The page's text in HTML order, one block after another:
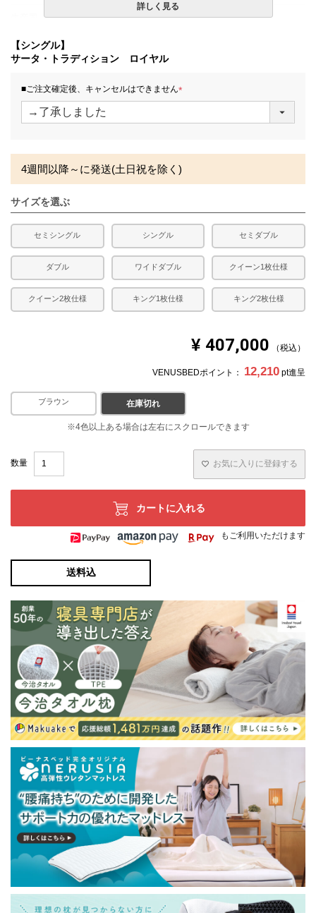
日本
備考
※一部地域にて配達日指定が出来ない場合がございます。
場合があります。
※できる限り実際の色を再現するよう心がけております
が、閲覧環境により誤差がでる場合がございますのでご了
詳しく見る
【シングル】
サータ・トラディション ロイヤル
■ご注文確定後、キャンセルはできません
(
4週間以降～に発送(土日祝を除く)
サイズを選ぶ
セミシングル シングル セミダブル
ダブル ワイドダブル クイーン1枚仕様
クイーン2枚仕様 キング1枚仕様 キング2枚仕様
¥ 407,000 税込
VENUSBEDポイント： 12,210 pt進呈
ブラウン ホワイト
在庫切れ
お気に入りに登録する
カートに入れる
もご利用いただけます
送料込